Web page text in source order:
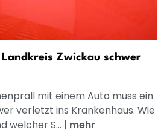
Zwickau schwer
mit einem Auto muss ein
verletzt ins Krankenhaus. Wie
welcher S... | mehr